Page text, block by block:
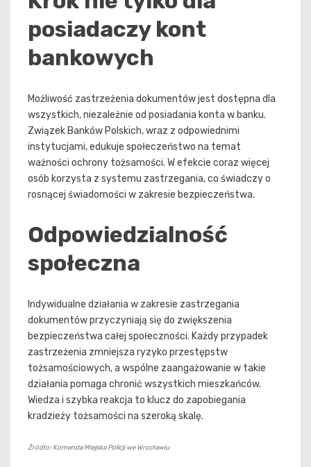
posiadaczy kont
bankowych
Możliwość zastrzeżenia dokumentów jest dostępna dla
wszystkich, niezależnie od posiadania konta w banku.
Związek Banków Polskich, wraz z odpowiednimi
instytucjami, edukuje społeczeństwo na temat
ważności ochrony tożsamości. W efekcie coraz więcej
osób korzysta z systemu zastrzegania, co świadczy o
rosnącej świadomości w zakresie bezpieczeństwa.
Odpowiedzialność
społeczna
Indywidualne działania w zakresie zastrzegania
dokumentów przyczyniają się do zwiększenia
bezpieczeństwa całej społeczności. Każdy przypadek
zastrzeżenia zmniejsza ryzyko przestępstw
tożsamościowych, a wspólne zaangażowanie w takie
działania pomaga chronić wszystkich mieszkańców.
Wiedza i szybka reakcja to klucz do zapobiegania
kradzieży tożsamości na szeroką skalę.
Źródło: Komenda Miejska Policji we Wrocławiu